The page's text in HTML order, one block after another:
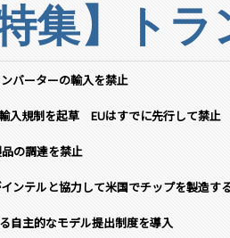
特集】ト
バーターの輸入を禁止
入規制を起草 EUはすでに先行して禁止
の調達を禁止
ンテルと協力して米国でチップを製造す
自主的なモデル提出制度を導入